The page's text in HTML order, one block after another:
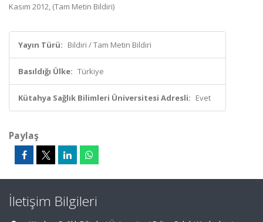
Kasım 2012, (Tam Metin Bildiri)
Yayın Türü: Bildiri / Tam Metin Bildiri
Basıldığı Ülke: Türkiye
Kütahya Sağlık Bilimleri Üniversitesi Adresli: Evet
Paylaş
İletişim Bilgileri